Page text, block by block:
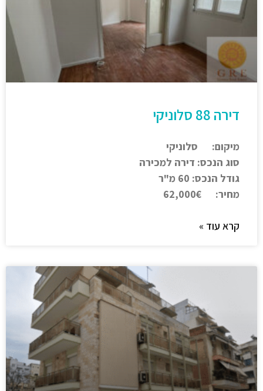
דירה 88 סלוניקי
מיקום: סלוניקי
סוג הנכס: דירה למכירה
גודל הנכס: 60 מ"ר
מחיר: 62,000€
קרא עוד »